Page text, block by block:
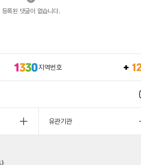
등록된 댓글이 없습니다.
지역번호
유관기관